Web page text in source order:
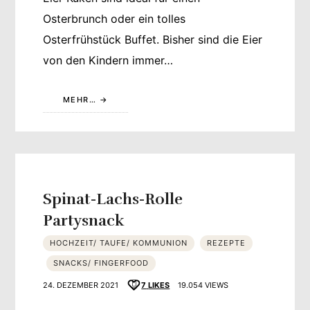
Osterbrunch oder ein tolles
Osterfrühstück Buffet. Bisher sind die Eier
von den Kindern immer…
MEHR…
Spinat-Lachs-Rolle
Partysnack
HOCHZEIT/ TAUFE/ KOMMUNION REZEPTE
SNACKS/ FINGERFOOD
24. DEZEMBER 2021 7 LIKES 19.054 VIEWS